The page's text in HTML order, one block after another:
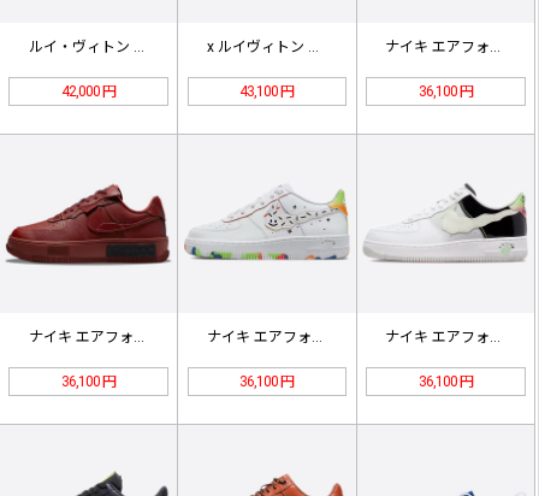
ルイ・ヴィトン X NK エアフォー…
42,000 円
x ルイヴィトン Air Force…
43,100 円
ナイキ エアフォース1ロージャストド…
36,100 円
36,100 円 36,100 円 36,100 円